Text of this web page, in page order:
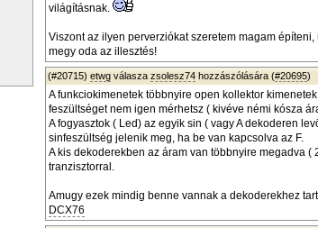
világításnak.
Viszont az ilyen perverziókat szeretem magam
megy oda az illesztés!
(#20715) etwg válasza zsolesz74 hozzászólására (#20695)
A funkciokimenetek többnyire open kollektor
feszültséget nem igen mérhetsz ( kivéve némi kósza
A fogyasztok ( Led) az egyik sin ( vagy A dekoderen
sinfeszültség jelenik meg, ha be van kapcsolva az F.
A kis dekoderekben az áram van többnyire megadva
tranzisztorral.
Amugy ezek mindig benne vannak a dekoderekhez
DCX76